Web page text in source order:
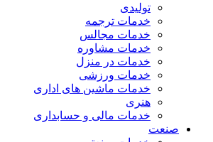
تولیدی
خدمات ترجمه
خدمات مجالس
خدمات مشاوره
خدمات در منزل
خدمات ورزشی
خدمات ماشین های اداری
هنری
خدمات مالی و حسابداری
صنعت